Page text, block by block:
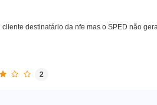
destinatário da nfe mas o SPED não
2